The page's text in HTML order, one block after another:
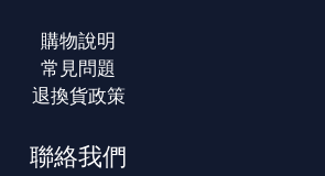
購物說明
常見問題
退換貨政策
聯絡我們